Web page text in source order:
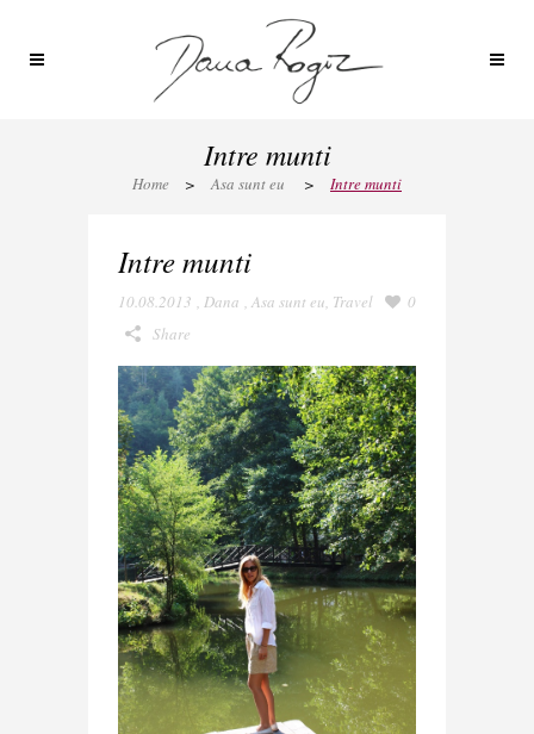
Intre munti
Home > Asa sunt eu > Intre munti
Intre munti
10.08.2013 , Dana , Asa sunt eu, Travel
0
Share